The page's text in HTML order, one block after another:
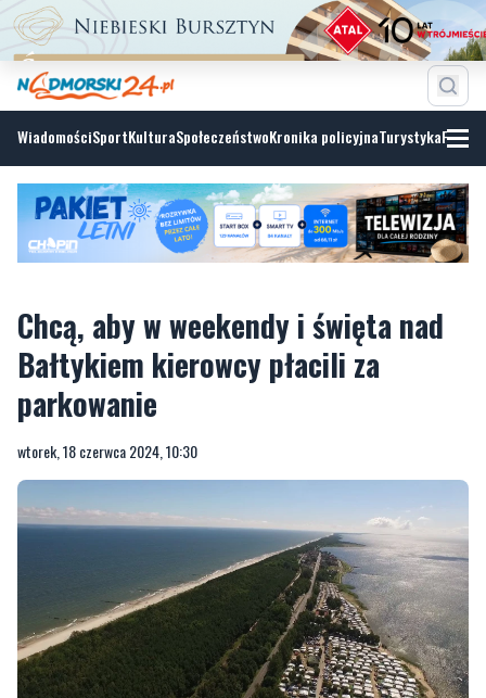
WiadomościSportKulturaSpołeczeństwoKronika policyjnaTurystyka
Chcą, aby w weekendy i święta nad
Bałtykiem kierowcy płacili za
parkowanie
wtorek, 18 czerwca 2024, 10:30